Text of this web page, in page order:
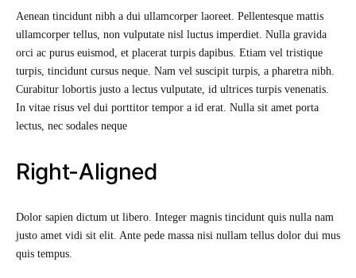
Aenean tincidunt nibh a dui ullamcorper laoreet. Pellentesque mattis
ullamcorper tellus, non vulputate nisl luctus imperdiet. Nulla gravida
orci ac purus euismod, et placerat turpis dapibus. Etiam vel tristique
turpis, tincidunt cursus neque. Nam vel suscipit turpis, a pharetra nibh.
Curabitur lobortis justo a lectus vulputate, id ultrices turpis venenatis.
In vitae risus vel dui porttitor tempor a id erat. Nulla sit amet porta
lectus, nec sodales neque
Right-Aligned
Dolor sapien dictum ut libero. Integer magnis tincidunt quis nulla nam
justo amet vidi sit elit. Ante pede massa nisi nullam tellus dolor dui mus
quis tempus.